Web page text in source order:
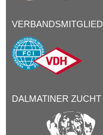
VERBANDSMITGLIED
DALMATINER ZUCHT